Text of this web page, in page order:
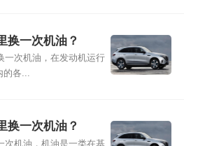
换一次机油？
一次机油，在发动机运行
各...
换一次机油？
次机油，机油是一类在基